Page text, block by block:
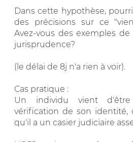
Dans cette hypothèse,
des précisions sur ce
Avez-vous des exemples
jurisprudence?
(le délai de 8j n'a rien à voir).
Cas pratique :
Un individu vient d'être
vérification de son identité,
qu'il a un casier judiciaire